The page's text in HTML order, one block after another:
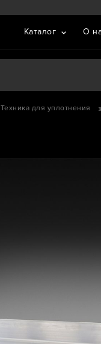
Каталог О
Техника для уплотнения